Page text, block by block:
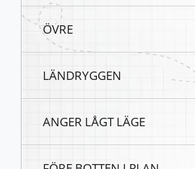
ÖVRE
LÄNDRYGGEN
ANGER LÅGT LÄGE